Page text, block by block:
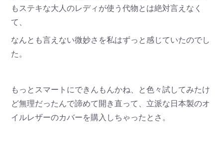
もステキな大人のレディが使う代物とは絶対言えなく
て、
なんとも言えない微妙さを私はずっと感じていたのでし
た。
もっとスマートにできんもんかね、と色々試してみたけ
ど無理だったんで諦めて開き直って、立派な日本製のオ
イルレザーのカバーを購入しちゃったとさ。